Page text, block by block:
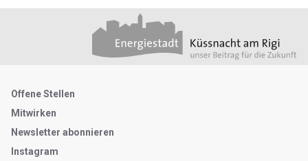
Metanavigation
Offene Stellen
Mitwirken
Newsletter abonnieren
Instagram